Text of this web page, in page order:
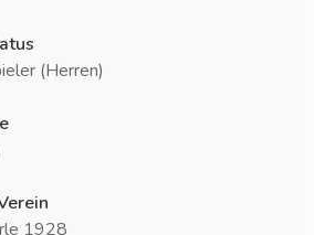
(Herren)
1928